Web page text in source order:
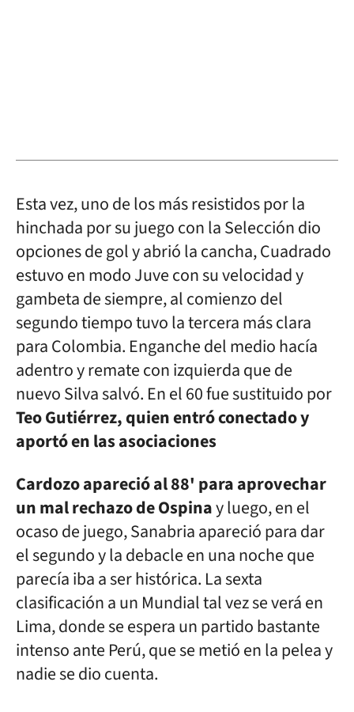
Esta vez, uno de los más resistidos por la
hinchada por su juego con la Selección dio
opciones de gol y abrió la cancha, Cuadrado
estuvo en modo Juve con su velocidad y
gambeta de siempre, al comienzo del
segundo tiempo tuvo la tercera más clara
para Colombia. Enganche del medio hacía
adentro y remate con izquierda que de
nuevo Silva salvó. En el 60 fue sustituido por
Teo Gutiérrez, quien entró conectado y
aportó en las asociaciones
Cardozo apareció al 88' para aprovechar
un mal rechazo de Ospinay luego, en el
ocaso de juego, Sanabria apareció para dar
el segundo y la debacle en una noche que
parecía iba a ser histórica. La sexta
clasificación a un Mundial tal vez se verá en
Lima, donde se espera un partido bastante
intenso ante Perú, que se metió en la pelea y
nadie se dio cuenta.